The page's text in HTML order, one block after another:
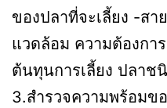
ของปลาที่จะเลี้ยง -ส
แวดล้อม ความต้องกา
ต้นทุนการเลี้ยง ปลาช
3.สำรวจความพร้อมข